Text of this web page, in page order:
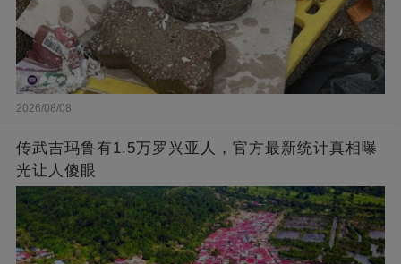
2026/08/08
传武吉玛鲁有1.5万罗兴亚人，官方最新统计真相曝
光让人傻眼